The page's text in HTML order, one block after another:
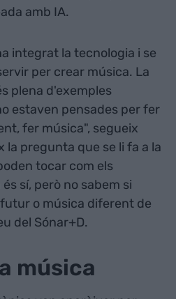
amb IA.
integrat la tecnologia i se
per crear música. La
plena d'exemples
estaven pensades per fer
fer música", segueix
la pregunta que se li fa a la
tocar com els
sí, però no sabem si
o música diferent de
del Sónar+D.
música